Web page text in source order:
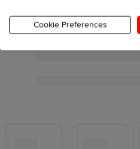
Cookie Preferences